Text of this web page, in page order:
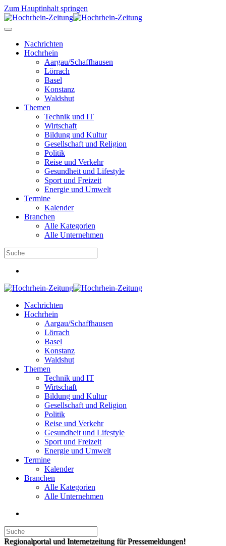
Zum Hauptinhalt springen
Nachrichten
Hochrhein
Aargau/Schaffhausen
Lörrach
Basel
Konstanz
Waldshut
Themen
Technik und IT
Wirtschaft
Bildung und Kultur
Gesellschaft und Religion
Politik
Reise und Verkehr
Gesundheit und Lifestyle
Sport und Freizeit
Energie und Umwelt
Termine
Kalender
Branchen
Alle Kategorien
Alle Unternehmen
Nachrichten
Hochrhein
Aargau/Schaffhausen
Lörrach
Basel
Konstanz
Waldshut
Themen
Technik und IT
Wirtschaft
Bildung und Kultur
Gesellschaft und Religion
Politik
Reise und Verkehr
Gesundheit und Lifestyle
Sport und Freizeit
Energie und Umwelt
Termine
Kalender
Branchen
Alle Kategorien
Alle Unternehmen
Regionalportal und Internetzeitung für Pressemeldungen!